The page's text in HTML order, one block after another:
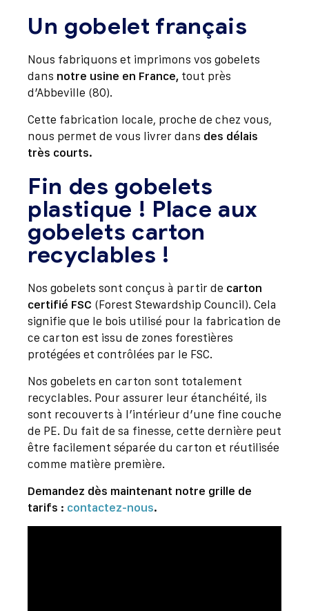
Un gobelet français
Nous fabriquons et imprimons vos gobelets
dans notre usine en France, tout près
d’Abbeville (80).
Cette fabrication locale, proche de chez vous,
nous permet de vous livrer dans des délais
très courts.
Fin des gobelets
plastique ! Place aux
gobelets carton
recyclables !
Nos gobelets sont conçus à partir de carton
certifié FSC (Forest Stewardship Council). Cela
signifie que le bois utilisé pour la fabrication de
ce carton est issu de zones forestières
protégées et contrôlées par le FSC.
Nos gobelets en carton sont totalement
recyclables. Pour assurer leur étanchéité, ils
sont recouverts à l’intérieur d’une fine couche
de PE. Du fait de sa finesse, cette dernière peut
être facilement séparée du carton et réutilisée
comme matière première.
Demandez dès maintenant notre grille de
tarifs : contactez-nous.